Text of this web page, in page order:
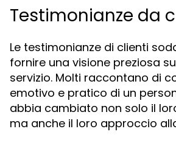
Testimonianze da
Le testimonianze di clienti
fornire una visione preziosa
servizio. Molti raccontano di
emotivo e pratico di un
abbia cambiato non solo il
ma anche il loro approccio